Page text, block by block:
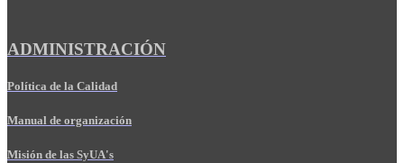
ADMINISTRACIÓN
Política de la Calidad
Manual de organización
Misión de las SyUA's